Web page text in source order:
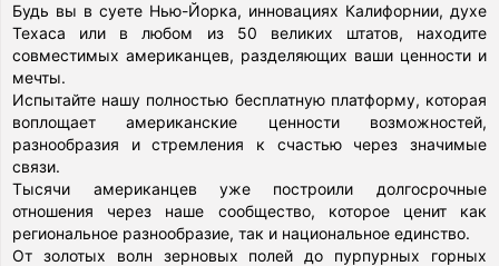
Будь вы в суете Нью-Йорка, инновациях Калифорнии, духе
Техаса или в любом из 50 великих штатов, находите
совместимых американцев, разделяющих ваши ценности и
мечты.
Испытайте нашу полностью бесплатную платформу, которая
воплощает американские ценности возможностей,
разнообразия и стремления к счастью через значимые
связи.
Тысячи американцев уже построили долгосрочные
отношения через наше сообщество, которое ценит как
региональное разнообразие, так и национальное единство.
От золотых волн зерновых полей до пурпурных горных